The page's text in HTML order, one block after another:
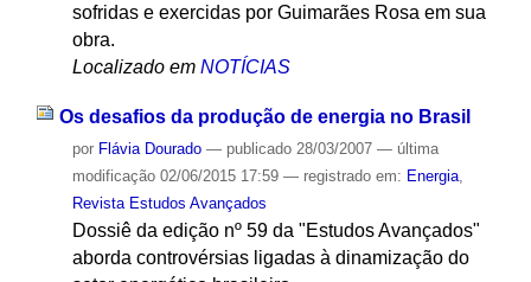
sofridas e exercidas por Guimarães Rosa em sua
obra.
Localizado em NOTÍCIAS
Os desafios da produção de energia no Brasil
por Flávia Dourado — publicado28/03/2007 — última
modificação02/06/2015 17:59 — registrado em: Energia,
Revista Estudos Avançados
Dossiê da edição nº 59 da "Estudos Avançados"
aborda controvérsias ligadas à dinamização do